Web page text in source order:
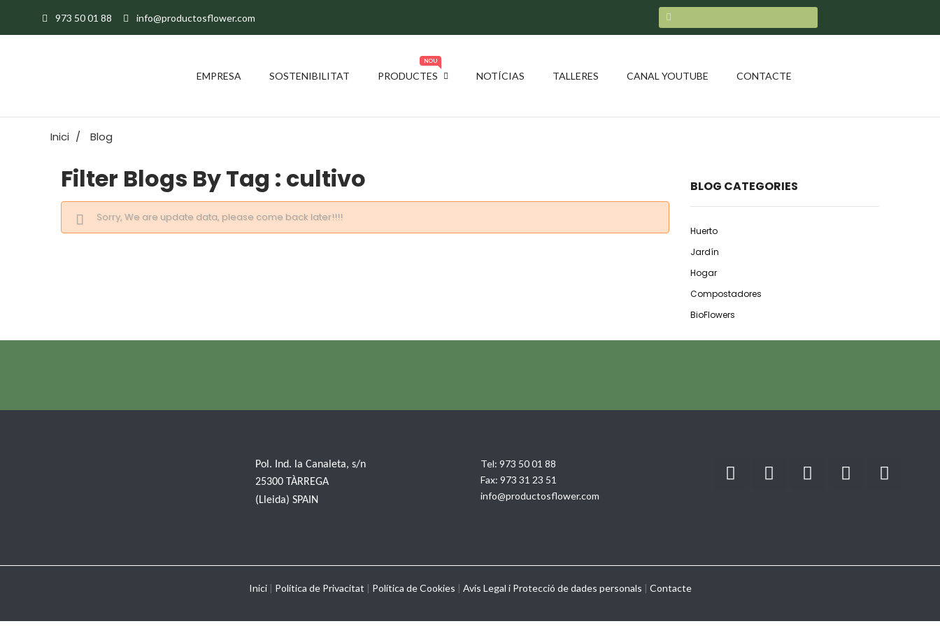
973 50 01 88 info@productosflower.com
EMPRESA SOSTENIBILITAT PRODUCTES
NOU
NOTÍCIAS TALLERES CANAL YOUTUBE CONTACTE
Inici Blog
Filter Blogs By Tag : cultivo
Sorry, We are update data, please come back later!!!!
BLOG CATEGORIES
Huerto
Jardín
Hogar
Compostadores
BioFlowers
Pol. Ind. la Canaleta, s/n
25300 TÀRREGA
(Lleida) SPAIN
Tel: 973 50 01 88
Fax: 973 31 23 51
info@productosflower.com
Inici| Política de Privacitat | Política de Cookies | Avís Legal i Protecció de dades personals | Contacte